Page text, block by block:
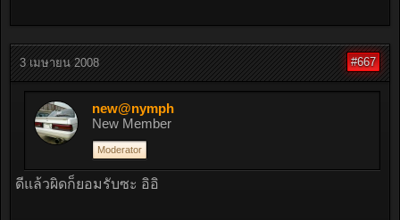
3 เมษายน 2008 #667
new@nymph
New Member
Moderator
ดีแล้วผิดก็ยอมรับซะ อิอิ